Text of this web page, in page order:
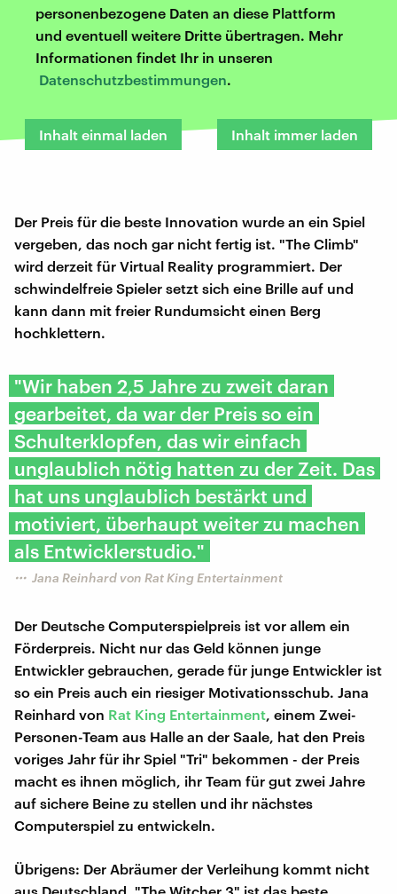
personenbezogene Daten an diese Plattform
und eventuell weitere Dritte übertragen. Mehr
Informationen findet Ihr in unseren
Datenschutzbestimmungen.
Inhalt einmal laden Inhalt immer laden
Der Preis für die beste Innovation wurde an ein Spiel
vergeben, das noch gar nicht fertig ist. "The Climb"
wird derzeit für Virtual Reality programmiert. Der
schwindelfreie Spieler setzt sich eine Brille auf und
kann dann mit freier Rundumsicht einen Berg
hochklettern.
"Wir haben 2,5 Jahre zu zweit daran
gearbeitet, da war der Preis so ein
Schulterklopfen, das wir einfach
unglaublich nötig hatten zu der Zeit. Das
hat uns unglaublich bestärkt und
motiviert, überhaupt weiter zu machen
als Entwicklerstudio."
Jana Reinhard von Rat King Entertainment
Der Deutsche Computerspielpreis ist vor allem ein
Förderpreis. Nicht nur das Geld können junge
Entwickler gebrauchen, gerade für junge Entwickler ist
so ein Preis auch ein riesiger Motivationsschub. Jana
Reinhard von Rat King Entertainment , einem Zwei-
Personen-Team aus Halle an der Saale, hat den Preis
voriges Jahr für ihr Spiel "Tri" bekommen - der Preis
macht es ihnen möglich, ihr Team für gut zwei Jahre
auf sichere Beine zu stellen und ihr nächstes
Computerspiel zu entwickeln.
Übrigens: Der Abräumer der Verleihung kommt nicht